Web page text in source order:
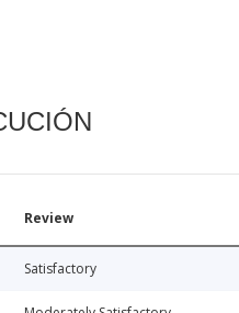
Review
Satisfactory